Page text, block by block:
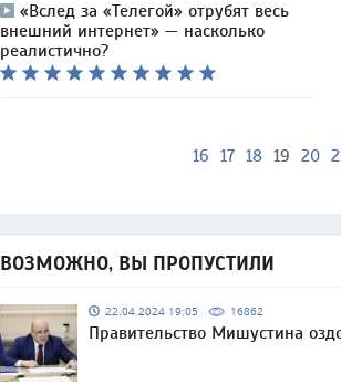
«Вслед за «Телегой» отрубят весь
внешний интернет» — насколько
реалистично?
16 17 18 19 20
ВОЗМОЖНО, ВЫ ПРОПУСТИЛИ
22.04.2024 19:05 16862
Правительство Мишустина